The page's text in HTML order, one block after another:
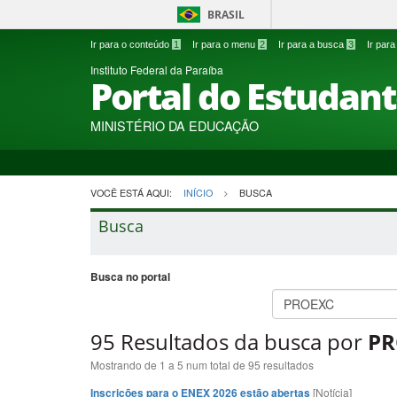
BRASIL
Ir para o conteúdo 1 Ir para o menu 2 Ir para a busca 3 Ir
Instituto Federal da Paraíba
Portal do
MINISTÉRIO DA EDUCAÇÃO
VOCÊ ESTÁ AQUI: INÍCIO BUSCA
Busca
Busca no portal
95 Resultados da busca por
Mostrando de 1 a 5 num total de 95 resultados
Inscrições para o ENEX 2026 estão abertas[Notícia]